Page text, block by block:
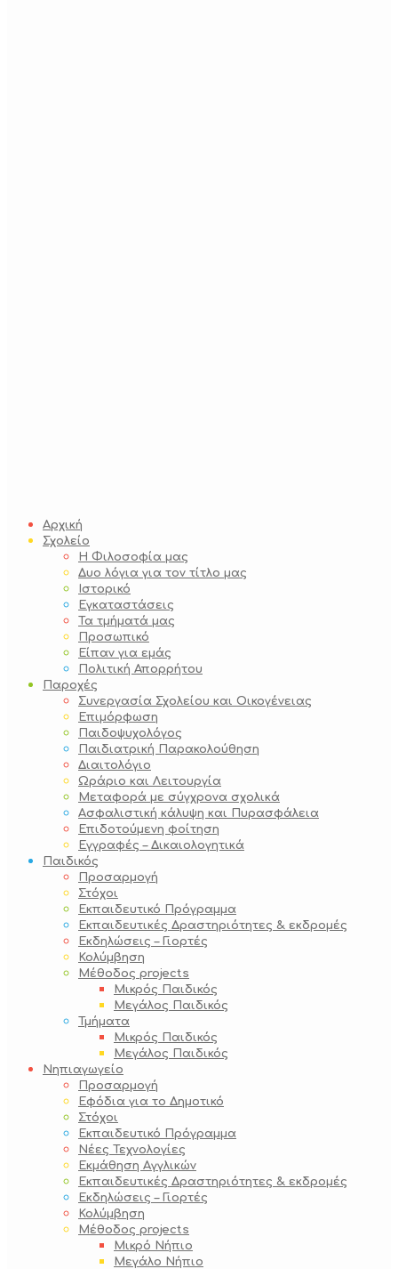
Αρχική
Σχολείο
Η Φιλοσοφία μας
Δυο λόγια για τον τίτλο μας
Ιστορικό
Εγκαταστάσεις
Τα τμήματά μας
Προσωπικό
Είπαν για εμάς
Πολιτική Απορρήτου
Παροχές
Συνεργασία Σχολείου και Οικογένειας
Επιμόρφωση
Παιδοψυχολόγος
Παιδιατρική Παρακολούθηση
Διαιτολόγιο
Ωράριο και Λειτουργία
Μεταφορά με σύγχρονα σχολικά
Ασφαλιστική κάλυψη και Πυρασφάλεια
Επιδοτούμενη φοίτηση
Εγγραφές – Δικαιολογητικά
Παιδικός
Προσαρμογή
Στόχοι
Εκπαιδευτικό Πρόγραμμα
Εκπαιδευτικές Δραστηριότητες & εκδρομές
Εκδηλώσεις – Γιορτές
Κολύμβηση
Μέθοδος projects
Μικρός Παιδικός
Μεγάλος Παιδικός
Τμήματα
Μικρός Παιδικός
Μεγάλος Παιδικός
Νηπιαγωγείο
Προσαρμογή
Εφόδια για το Δημοτικό
Στόχοι
Εκπαιδευτικό Πρόγραμμα
Νέες Τεχνολογίες
Εκμάθηση Αγγλικών
Εκπαιδευτικές Δραστηριότητες & εκδρομές
Εκδηλώσεις – Γιορτές
Κολύμβηση
Μέθοδος projects
Μικρό Νήπιο
Μεγάλο Νήπιο